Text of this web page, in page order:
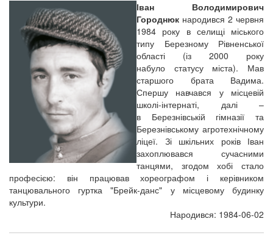
Іван Володимирович
Городнюк народився 2 червня
1984 року в селищі міського
типу Березному Рівненської
області (із 2000 року
набуло статусу міста). Мав
старшого брата Вадима.
Спершу навчався у місцевій
школі-інтернаті, далі –
в Березнівській гімназії та
Березнівському агротехнічному
ліцеї. Зі шкільних років Іван
захоплювався сучасними
танцями, згодом хобі стало
професією: він працював хореографом і керівником
танцювального гуртка "Брейк-данс" у місцевому будинку
культури.
Народився: 1984-06-02